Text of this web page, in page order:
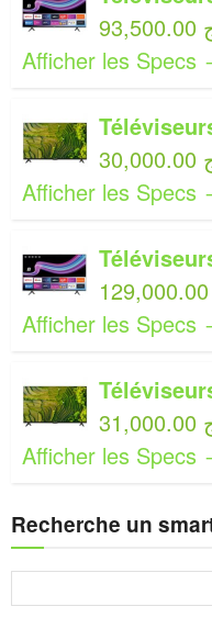
Afficher les Specs
Afficher les Specs
Afficher les Specs
Afficher les Specs
Recherche un